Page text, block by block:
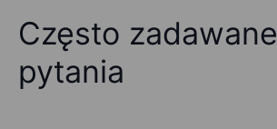
Często zadawane
pytania